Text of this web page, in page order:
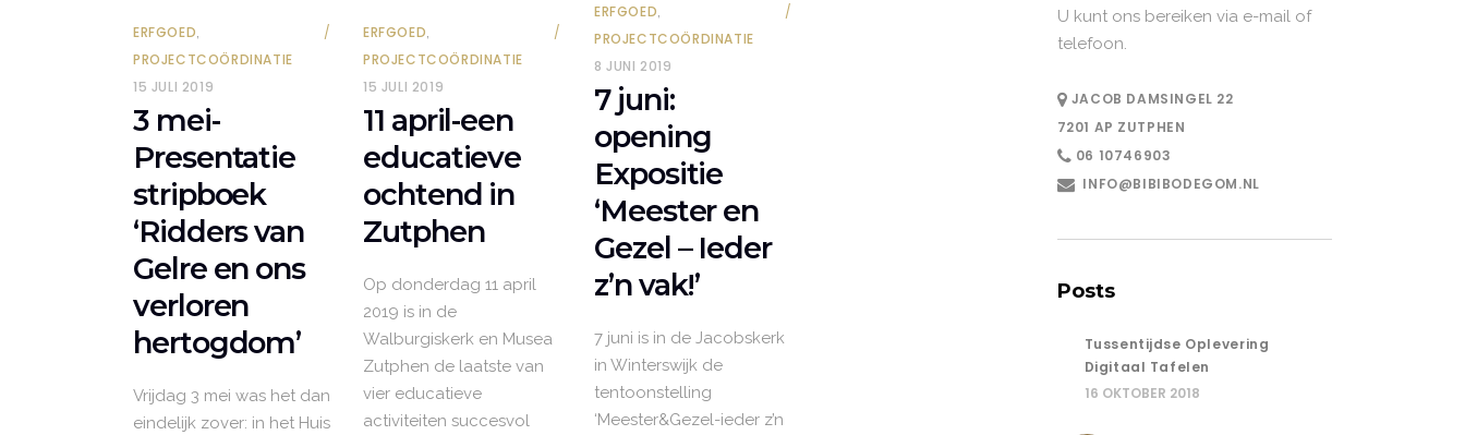
ERFGOED,
PROJECTCOÖRDINATIE
15 JULI 2019
3 mei-
Presentatie
stripboek
‘Ridders van
Gelre en ons
verloren
hertogdom’
Vrijdag 3 mei was het dan
eindelijk zover: in het Huis
ERFGOED,
PROJECTCOÖRDINATIE
15 JULI 2019
11 april-een
educatieve
ochtend in
Zutphen
Op donderdag 11 april
2019 is in de
Walburgiskerk en Musea
Zutphen de laatste van
vier educatieve
activiteiten succesvol
ERFGOED,
PROJECTCOÖRDINATIE
8 JUNI 2019
7 juni:
opening
Expositie
‘Meester en
Gezel – Ieder
z’n vak!’
7 juni is in de Jacobskerk
in Winterswijk de
tentoonstelling
‘Meester&Gezel-ieder z’n
U kunt ons bereiken via e-mail of
telefoon.
JACOB DAMSINGEL 22
7201 AP ZUTPHEN
06 10746903
INFO@BIBIBODEGOM.NL
Posts
Tussentijdse Oplevering
Digitaal Tafelen
16 OKTOBER 2018